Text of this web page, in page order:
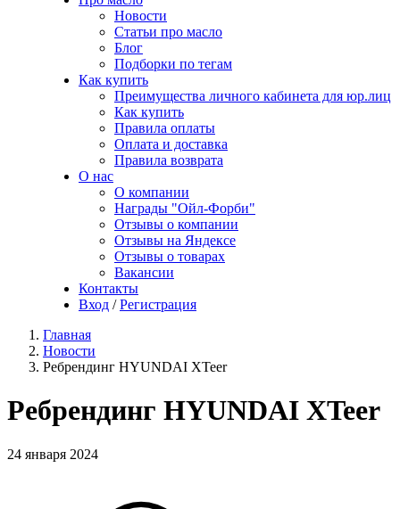
Новости
Статьи про масло
Блог
Подборки по тегам
Как купить
Преимущества личного кабинета для юр.лиц
Как купить
Правила оплаты
Оплата и доставка
Правила возврата
О нас
О компании
Награды "Ойл-Форби"
Отзывы о компании
Отзывы на Яндексе
Отзывы о товарах
Вакансии
Контакты
Вход / Регистрация
Главная
Новости
Ребрендинг HYUNDAI XTeer
Ребрендинг HYUNDAI XTeer
24 января 2024